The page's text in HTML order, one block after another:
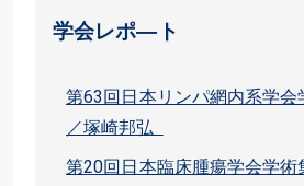
学会レポ―ト
第63回日本リンパ網内系学会
／塚崎邦弘
第20回日本臨床腫瘍学会学術